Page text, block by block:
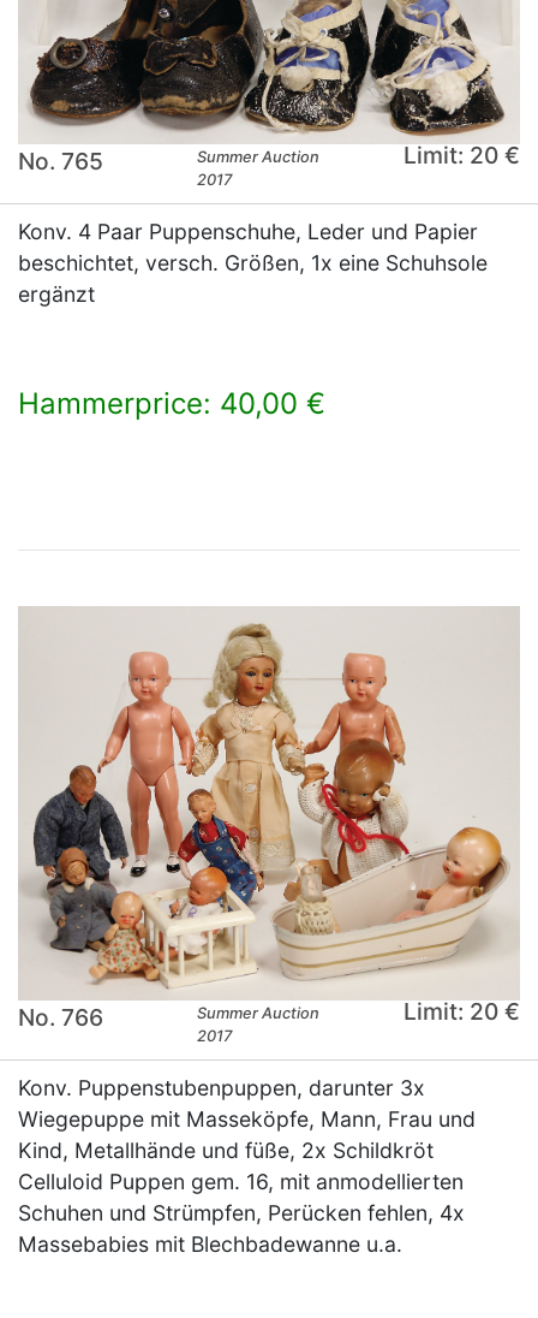
No. 765
Summer Auction
2017
Limit: 20 €
Konv. 4 Paar Puppenschuhe, Leder und Papier
beschichtet, versch. Größen, 1x eine Schuhsole
ergänzt
Hammerprice: 40,00 €
No. 766
Summer Auction
2017
Limit: 20 €
Konv. Puppenstubenpuppen, darunter 3x
Wiegepuppe mit Masseköpfe, Mann, Frau und
Kind, Metallhände und füße, 2x Schildkröt
Celluloid Puppen gem. 16, mit anmodellierten
Schuhen und Strümpfen, Perücken fehlen, 4x
Massebabies mit Blechbadewanne u.a.